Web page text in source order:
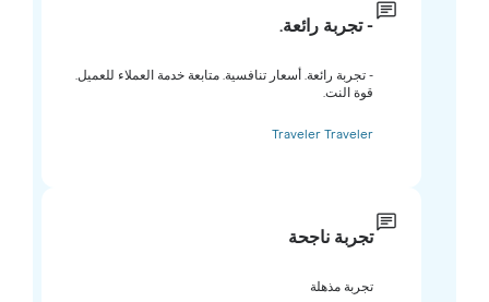
- تجربة رائعة.
- تجربة رائعة. أسعار تنافسية. متابعة خدمة العملاء للعميل.
قوة النت.
Traveler Traveler
تجربة ناجحة
تجربة مذهلة